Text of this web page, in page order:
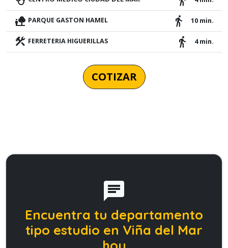
nature_people PARQUE GASTON HAMEL directions_walk 10 min.
construction FERRETERIA HIGUERILLAS directions_walk 4 min.
COTIZAR
chat
Encuentra tu departamento
tipo estudio en Viña del Mar